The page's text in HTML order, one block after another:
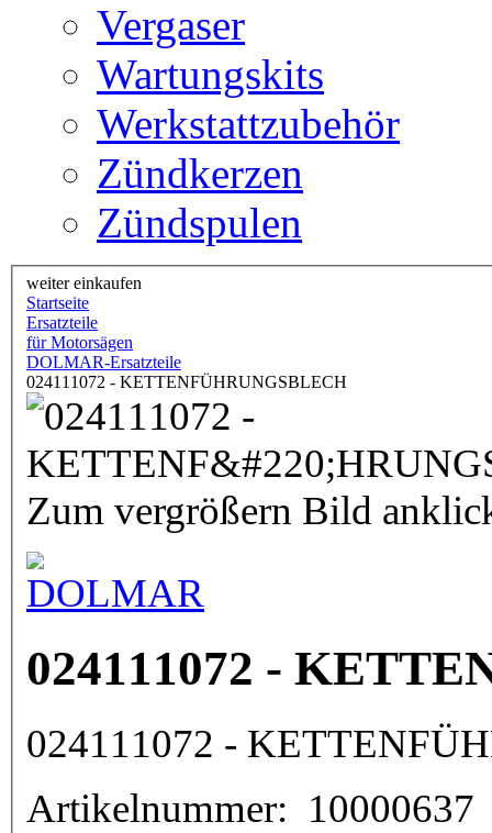
Vergaser
Wartungskits
Werkstattzubehör
Zündkerzen
Zündspulen
weiter einkaufen
Startseite
Ersatzteile
für Motorsägen
DOLMAR-Ersatzteile
024111072 - KETTENFÜHRUNGSBLECH
Zum vergrößern Bild
024111072 -
024111072 -
10000637